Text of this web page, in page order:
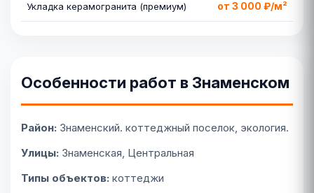
Укладка керамогранита (премиум) от 3 000 ₽/м²
Особенности работ в Знаменском
Район: Знаменский. коттеджный поселок, экология.
Улицы: Знаменская, Центральная
Типы объектов: коттеджи